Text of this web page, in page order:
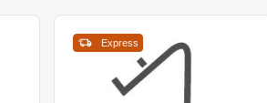
Express